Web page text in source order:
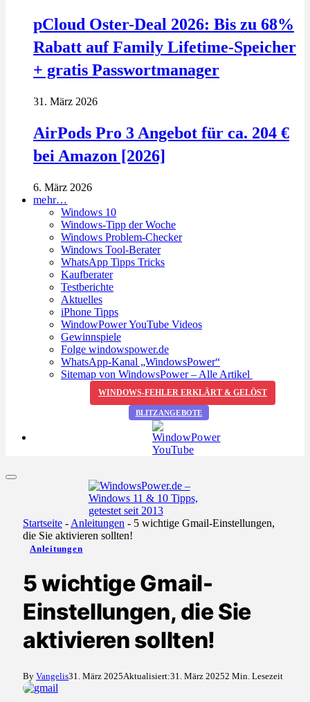
pCloud Oster-Deal 2026: Bis zu 68%
Rabatt auf Family Lifetime-Speicher
+ gratis Passwortmanager
31. März 2026
AirPods Pro 3 Angebot für ca. 204 €
bei Amazon [2026]
6. März 2026
mehr…
Windows 10
Windows-Tipp der Woche
Windows Problem-Checker
Windows Tool-Berater
WhatsApp Tipps Tricks
Kaufberater
Testberichte
Aktuelles
iPhone Tipps
WindowPower YouTube Videos
Gewinnspiele
Folge windowspower.de
WhatsApp-Kanal „WindowsPower“
Sitemap von WindowsPower – Alle Artikel
WINDOWS-FEHLER ERKLÄRT & GELÖST
BLITZANGEBOTE
Startseite - Anleitungen - 5 wichtige Gmail-Einstellungen,
die Sie aktivieren sollten!
Anleitungen
5 wichtige Gmail-
Einstellungen, die Sie
aktivieren sollten!
By Vangelis31. März 2025Aktualisiert:31. März 20252 Min. Lesezeit